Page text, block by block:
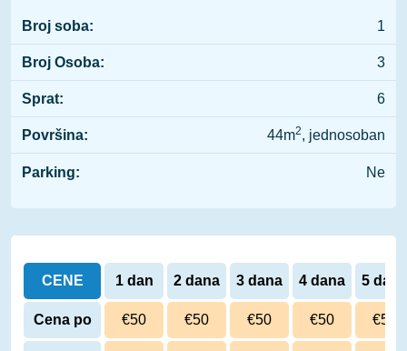
Broj soba: 1
Broj Osoba: 3
Sprat: 6
Površina: 44m2, jednosoban
Parking: Ne
CENE 1 dan 2 dana 3 dana 4 dana 5 dana
Cena po €50 €50 €50 €50 €50